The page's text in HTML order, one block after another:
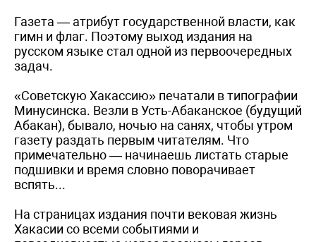
Газета — атрибут государственной власти, как
гимн и флаг. Поэтому выход издания на
русском языке стал одной из первоочередных
задач.
«Советскую Хакассию» печатали в типографии
Минусинска. Везли в Усть-Абаканское (будущий
Абакан), бывало, ночью на санях, чтобы утром
газету раздать первым читателям. Что
примечательно — начинаешь листать старые
подшивки и время словно поворачивает
вспять...
На страницах издания почти вековая жизнь
Хакасии со всеми событиями и